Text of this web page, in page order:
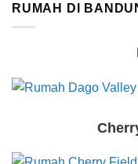
RUMAH DI